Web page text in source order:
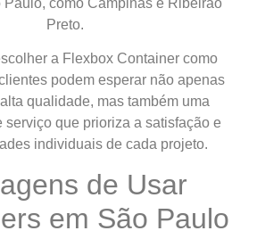
Preto.
a Flexbox Container como
podem esperar não apenas
qualidade, mas também uma
serviço que prioriza a satisfação e
individuais de cada projeto.
de Usar
em São Paulo